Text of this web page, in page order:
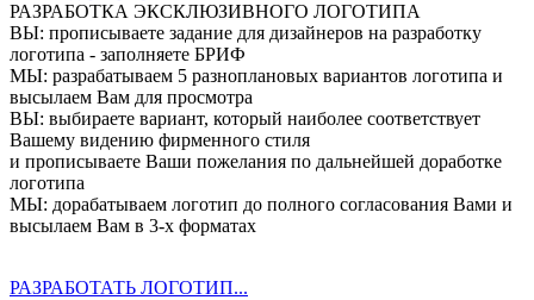
РАЗРАБОТКА ЭКСКЛЮЗИВНОГО ЛОГОТИПА
ВЫ: прописываете задание для дизайнеров на разработку
логотипа - заполняете БРИФ
МЫ: разрабатываем 5 разноплановых вариантов логотипа и
высылаем Вам для просмотра
ВЫ: выбираете вариант, который наиболее соответствует
Вашему видению фирменного стиля
и прописываете Ваши пожелания по дальнейшей доработке
логотипа
МЫ: дорабатываем логотип до полного согласования Вами и
высылаем Вам в 3-х форматах
РАЗРАБОТАТЬ ЛОГОТИП...